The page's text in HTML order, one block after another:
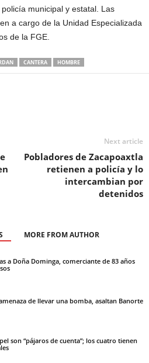
municipal y estatal. Las
a cargo de la Unidad Especializada
de la FGE.
CANTERA HOMBRE
Next article
Pobladores de Zacapoaxtla
retienen a policía y lo
intercambian por
detenidos
MORE FROM AUTHOR
a Doña Dominga, comerciante de 83 años
de llevar una bomba, asaltan Banorte
son “pájaros de cuenta”; los cuatro tienen